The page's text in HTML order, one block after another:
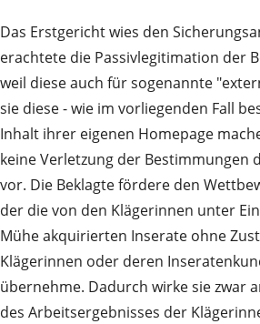
Das Erstgericht wies den
erachtete die Passivlegitimation der
weil diese auch für sogenannte
sie diese - wie im vorliegenden Fall
Inhalt ihrer eigenen Homepage
keine Verletzung der Bestimmungen
vor. Die Beklagte fördere den
der die von den Klägerinnen unter
Mühe akquirierten Inserate ohne
Klägerinnen oder deren
übernehme. Dadurch wirke sie zwar
des Arbeitsergebnisses der